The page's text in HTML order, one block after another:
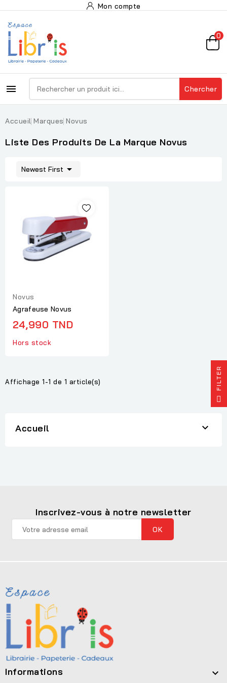
Mon compte
0
 Chercher
Accueil Marques Novus
Liste Des Produits De La Marque Novus
Newest First 
Novus
Agrafeuse Novus
24,990 TND
Hors stock
Affichage 1-1 de 1 article(s)
Accueil 
Inscrivez-vous à notre newsletter
Informations 
R